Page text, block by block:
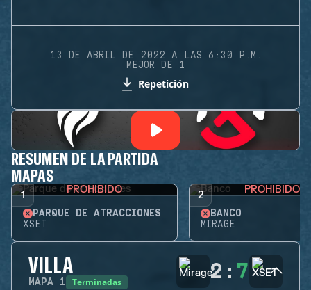
13 DE ABRIL DE 2022 A LAS 6:30 P.M.
MEJOR DE 1
Repetición
RESUMEN DE LA PARTIDA
MAPAS
1 PROHIBIDO
PARQUE DE ATRACCIONES
XSET
2 PROHIBIDO
BANCO
MIRAGE
VILLA
MAPA 1 Terminadas 2 : 7